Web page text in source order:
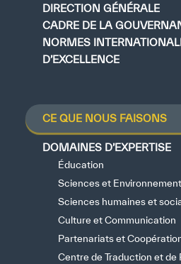
DIRECTION GÉNÉRALE
CADRE DE LA
NORMES
D’EXCELLENCE
CE QUE NOUS FAISONS
DOMAINES D’EXPERTISE
Éducation
Sciences et Environnement
Sciences humaines et
Culture et Communication
Partenariats et
Centre de Traduction et de